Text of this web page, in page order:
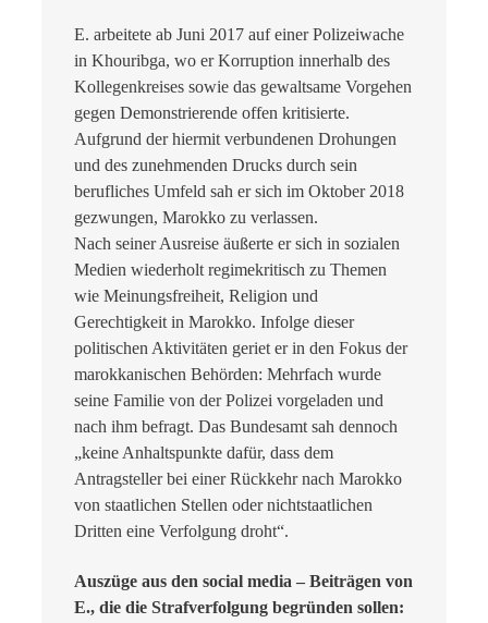
E. arbeitete ab Juni 2017 auf einer Polizeiwache
in Khouribga, wo er Korruption innerhalb des
Kollegenkreises sowie das gewaltsame Vorgehen
gegen Demonstrierende offen kritisierte.
Aufgrund der hiermit verbundenen Drohungen
und des zunehmenden Drucks durch sein
berufliches Umfeld sah er sich im Oktober 2018
gezwungen, Marokko zu verlassen.
Nach seiner Ausreise äußerte er sich in sozialen
Medien wiederholt regimekritisch zu Themen
wie Meinungsfreiheit, Religion und
Gerechtigkeit in Marokko. Infolge dieser
politischen Aktivitäten geriet er in den Fokus der
marokkanischen Behörden: Mehrfach wurde
seine Familie von der Polizei vorgeladen und
nach ihm befragt. Das Bundesamt sah dennoch
„keine Anhaltspunkte dafür, dass dem
Antragsteller bei einer Rückkehr nach Marokko
von staatlichen Stellen oder nichtstaatlichen
Dritten eine Verfolgung droht“.
Auszüge aus den social media – Beiträgen von
E., die die Strafverfolgung begründen sollen: